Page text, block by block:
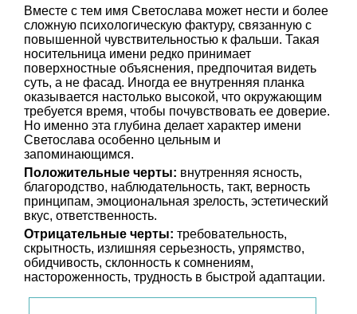
Вместе с тем имя Светослава может нести и более
сложную психологическую фактуру, связанную с
повышенной чувствительностью к фальши. Такая
носительница имени редко принимает
поверхностные объяснения, предпочитая видеть
суть, а не фасад. Иногда ее внутренняя планка
оказывается настолько высокой, что окружающим
требуется время, чтобы почувствовать ее доверие.
Но именно эта глубина делает характер имени
Светослава особенно цельным и
запоминающимся.
Положительные черты: внутренняя ясность,
благородство, наблюдательность, такт, верность
принципам, эмоциональная зрелость, эстетический
вкус, ответственность.
Отрицательные черты: требовательность,
скрытность, излишняя серьезность, упрямство,
обидчивость, склонность к сомнениям,
настороженность, трудность в быстрой адаптации.